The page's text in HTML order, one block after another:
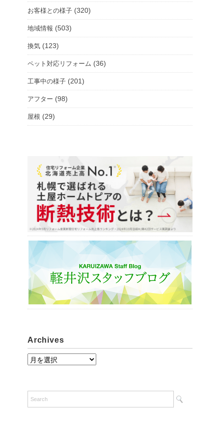
お客様との様子 (320)
地域情報 (503)
換気 (123)
ペット対応リフォーム (36)
工事中の様子 (201)
アフター (98)
屋根 (29)
Archives